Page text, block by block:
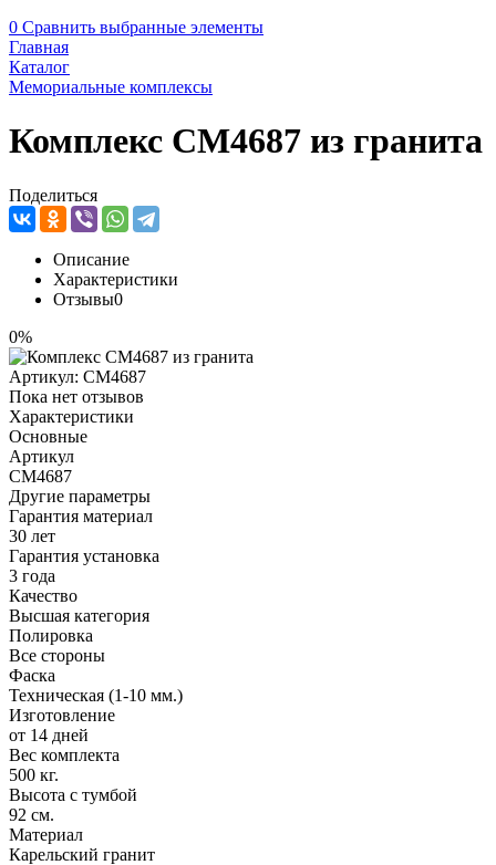
0 Сравнить выбранные элементы
Главная
Каталог
Мемориальные комплексы
Комплекс CM4687 из гранита
Поделиться
Описание
Характеристики
Отзывы0
0%
Артикул: CM4687
Пока нет отзывов
Характеристики
Основные
Артикул
CM4687
Другие параметры
Гарантия материал
30 лет
Гарантия установка
3 года
Качество
Высшая категория
Полировка
Все стороны
Фаска
Техническая (1-10 мм.)
Изготовление
от 14 дней
Вес комплекта
500 кг.
Высота с тумбой
92 см.
Материал
Карельский гранит